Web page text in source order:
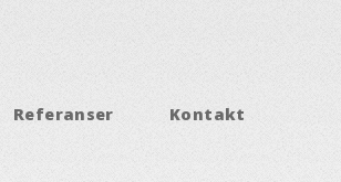
Referanser Kontakt